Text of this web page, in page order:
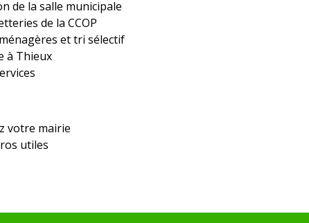
de la salle municipale
de la CCOP
et tri sélectif
à Thieux
votre mairie
utiles